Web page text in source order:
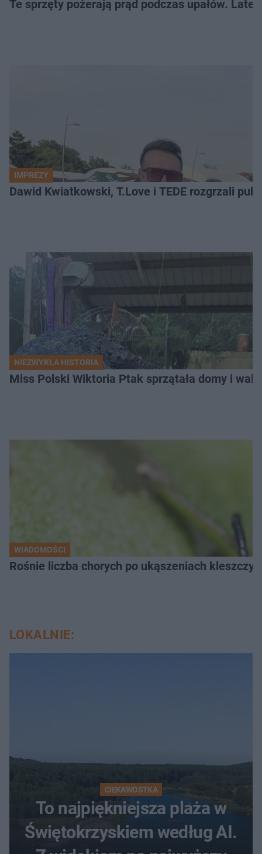
Te sprzęty pożerają prąd podczas upałów.
IMPREZY
Dawid Kwiatkowski, T.Love i TEDE rozgrzali
NIEZWYKŁA HISTORIA
Miss Polski Wiktoria Ptak sprzątała domy i
WIADOMOŚCI
Rośnie liczba chorych po ukąszeniach
LOKALNIE:
CIEKAWOSTKA
To najpiękniejsza plaża w
Świętokrzyskiem według AI.